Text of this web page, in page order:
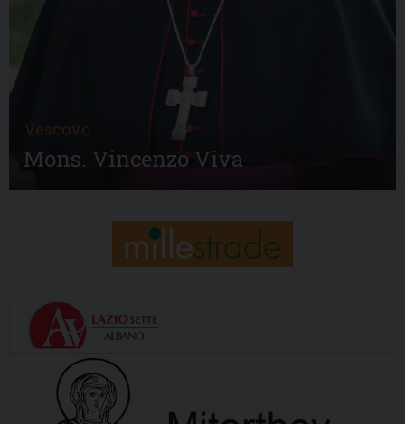
Vescovo
Mons. Vincenzo Viva